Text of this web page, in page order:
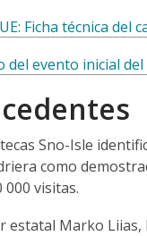
Ficha técnica
del evento inicial
Sno-Isle
como
000 visitas.
estatal Marko